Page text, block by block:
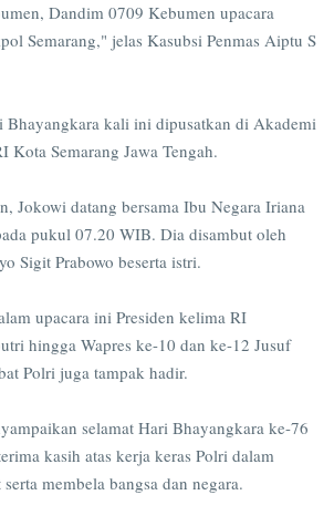
Dandim 0709 Kebumen upacara
Semarang," jelas Kasubsi Penmas Aiptu S
Bhayangkara kali ini dipusatkan di Akademi
Semarang Jawa Tengah.
Jokowi datang bersama Ibu Negara Iriana
pukul 07.20 WIB. Dia disambut oleh
Sigit Prabowo beserta istri.
upacara ini Presiden kelima RI
hingga Wapres ke-10 dan ke-12 Jusuf
Polri juga tampak hadir.
selamat Hari Bhayangkara ke-76
kasih atas kerja keras Polri dalam
membela bangsa dan negara.